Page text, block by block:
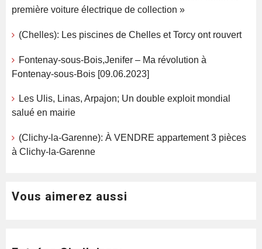
première voiture électrique de collection »
(Chelles): Les piscines de Chelles et Torcy ont rouvert
Fontenay-sous-Bois,Jenifer – Ma révolution à
Fontenay-sous-Bois [09.06.2023]
Les Ulis, Linas, Arpajon; Un double exploit mondial
salué en mairie
(Clichy-la-Garenne): À VENDRE appartement 3 pièces
à Clichy-la-Garenne
Vous aimerez aussi